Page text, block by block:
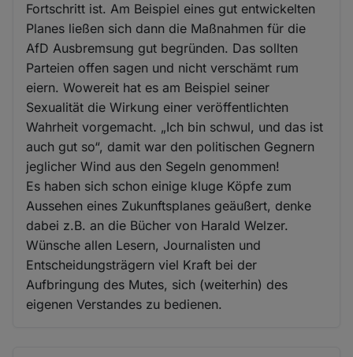
Fortschritt ist. Am Beispiel eines gut entwickelten
Planes ließen sich dann die Maßnahmen für die
AfD Ausbremsung gut begründen. Das sollten
Parteien offen sagen und nicht verschämt rum
eiern. Wowereit hat es am Beispiel seiner
Sexualität die Wirkung einer veröffentlichten
Wahrheit vorgemacht. „Ich bin schwul, und das ist
auch gut so“, damit war den politischen Gegnern
jeglicher Wind aus den Segeln genommen!
Es haben sich schon einige kluge Köpfe zum
Aussehen eines Zukunftsplanes geäußert, denke
dabei z.B. an die Bücher von Harald Welzer.
Wünsche allen Lesern, Journalisten und
Entscheidungsträgern viel Kraft bei der
Aufbringung des Mutes, sich (weiterhin) des
eigenen Verstandes zu bedienen.